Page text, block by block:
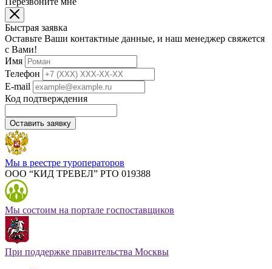
Быстрая заявка
Оставьте Ваши контактные данные, и наш менеджер свяжется
с Вами!
Имя
Телефон
E-mail
Код подтверждения
Оставить заявку
Мы в реестре туроператоров
ООО “КИД ТРЕВЕЛ” РТО 019388
Мы состоим на портале госпоставщиков
При поддержке правительства Москвы